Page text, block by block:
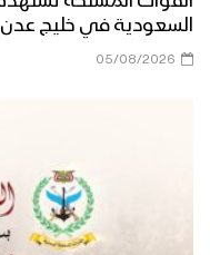
السعودية في خليج عدن
05/08/2026